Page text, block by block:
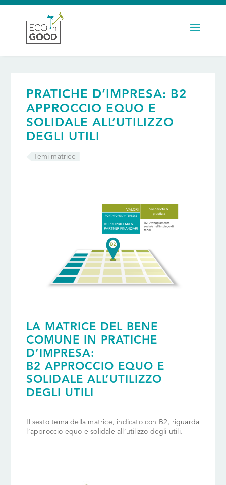
PRATICHE D’IMPRESA: B2
APPROCCIO EQUO E
SOLIDALE ALL’UTILIZZO
DEGLI UTILI
Temi matrice
LA MATRICE DEL BENE
COMUNE IN PRATICHE
D’IMPRESA:
B2 APPROCCIO EQUO E
SOLIDALE ALL’UTILIZZO
DEGLI UTILI
Il sesto tema della matrice, indicato con B2, riguarda
l’approccio equo e solidale all’utilizzo degli utili.